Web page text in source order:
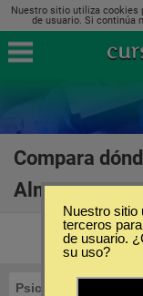
Nuestro sitio utiliza cookies
de usuario. Si continúa
Compara
Almería
Psicología
Nuestro sitio
terceros
de usuario.
su uso?